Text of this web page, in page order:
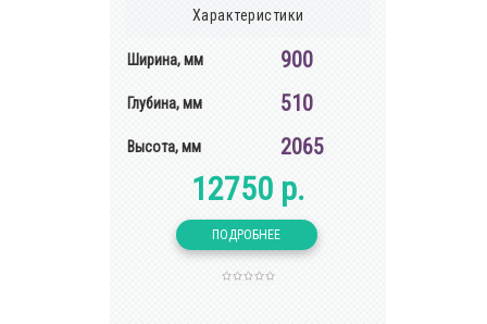
Характеристики
Ширина, мм 900
Глубина, мм 510
Высота, мм 2065
12750 р.